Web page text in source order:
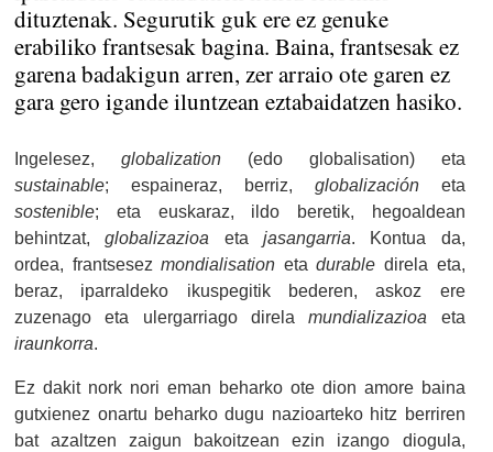
dituztenak. Segurutik guk ere ez genuke
erabiliko frantsesak bagina. Baina, frantsesak ez
garena badakigun arren, zer arraio ote garen ez
gara gero igande iluntzean eztabaidatzen hasiko.
Ingelesez, globalization (edo globalisation) eta
sustainable; espaineraz, berriz, globalizacióneta
sostenible; eta euskaraz, ildo beretik, hegoaldean
behintzat,globalizazioa eta jasangarria. Kontua da,
ordea, frantsesezmondialisation etadurable direla eta,
beraz, iparraldeko ikuspegitik bederen, askoz ere
zuzenago eta ulergarriago direlamundializazioa eta
iraunkorra.
Ez dakit nork nori eman beharko ote dion amore baina
gutxienez onartu beharko dugu nazioarteko hitz berriren
bat azaltzen zaigun bakoitzean ezin izango diogula,